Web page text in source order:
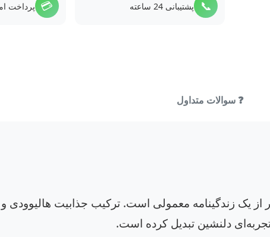
📞 پشتیبانی 24 ساعته 💳 پرداخت
❓ سوالات متداول
از یک زندگینامه معمولی است. ترکیب جذابیت
دلنشین تبدیل کرده است.